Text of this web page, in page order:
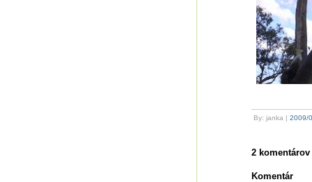
By: janka | 2009/
2
Komentár